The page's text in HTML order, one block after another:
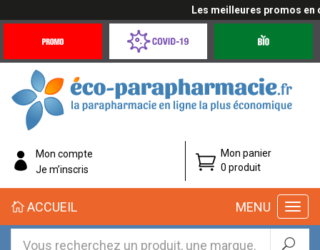
Les meilleures promos en
Offres
Coronavirus
éco-
parapharmacie.fr
éco-
parapharmacie.fr
Mon compte
Je m’inscris
Mon panier
0 produit
MENU
ACCUEIL